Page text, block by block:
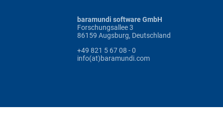
baramundi software GmbH
Forschungsallee 3
86159 Augsburg, Deutschland
+49 821 5 67 08 - 0
info(at)baramundi.com